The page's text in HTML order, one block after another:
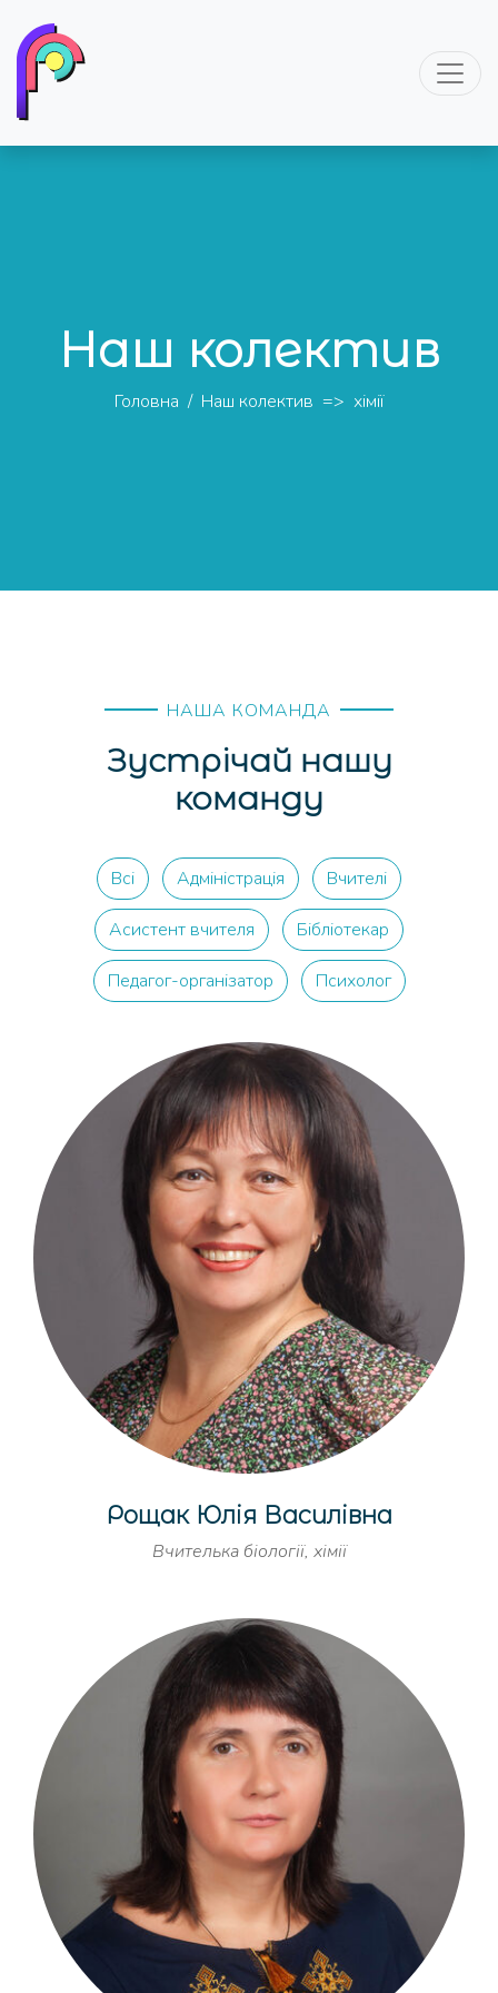
Наш колектив
Головна / Наш колектив => хімії
НАША КОМАНДА
Зустрічай нашу
команду
Всі Адміністрація Вчителі
Асистент вчителя Бібліотекар
Педагог-організатор Психолог
Рощак Юлія Василівна
Вчителька біології, хімії